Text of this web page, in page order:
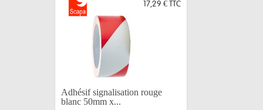
17,29 € TTC
Adhésif signalisation rouge
blanc 50mm x...